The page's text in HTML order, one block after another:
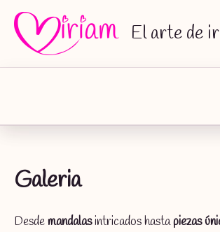
contenido
El arte de
Galeria
Desdemandalasintricados hastapiezas